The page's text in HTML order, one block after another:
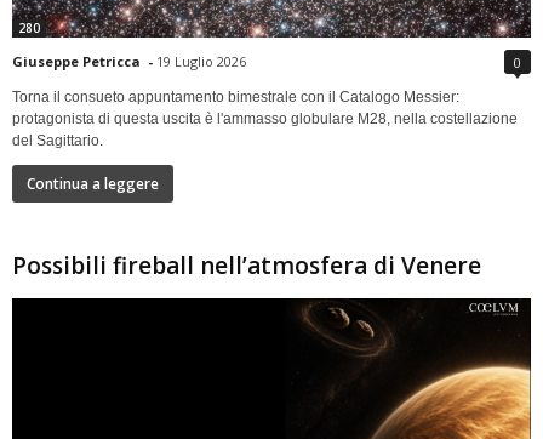
280
Giuseppe Petricca - 19 Luglio 2026 0
Torna il consueto appuntamento bimestrale con il Catalogo Messier:
protagonista di questa uscita è l'ammasso globulare M28, nella costellazione
del Sagittario.
Continua a leggere
Possibili fireball nell’atmosfera di Venere